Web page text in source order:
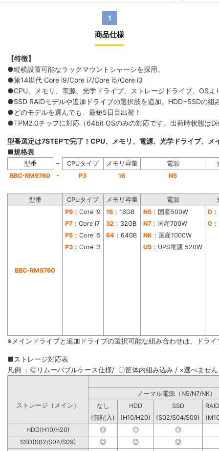
1
商品仕様
【特徴】
●縦横設置可能なラックマウントシャーシを採用。
●第14世代 Core i9/Core i7/Core i5/Core i3
●CPU、メモリ、電源、光学ドライブ、ストレージドライブ、OS
●SSD RAIDモデルや追加ドライブの選択肢を追加。HDD+SSDの
●どのモデルを選んでも、最短5日目出荷！
●TPM2.0チップに対応（64bit OSのみの対応です。出荷時状態は
型番選定は7STEPで完了！CPU、メモリ、電源、光学ドライブ、
■規格表
型番 − CPUタイプ メモリ容量 電源
BBC-RM9760
- P3 16 N5
型番 CPUタイプ メモリ容量 電源
BBC-RM9760
P9 ：Core i9 16 ：16GB N5 ：国産500W D
P7 ：Core i7 32 ：32GB N7 ：国産700W 0
P5 ：Core i5 64 ：64GB NK ：国産1000W
P3 ：Core i3 U5 ：UPS電源 520W
※メインドライブと追加ドライブの選択可能な組み合わせは、ドラ
■ストレージ対応表
凡例 ：◎リムーバブルケース仕様/ 〇筐体内組み込み / ×選べません
ノーマル電源（N5/
ストレージ（メイン）
なし HDD SSD
(無記入)
(H10/H20) (S02/S04/S09)
HDD(H10/H20)
◎ ◎
◎
SSD(S02/S04/S09)
◎ ◎
◎